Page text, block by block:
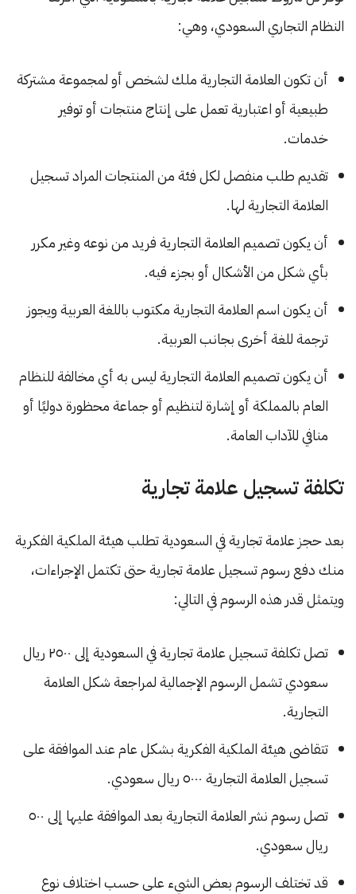
النظام التجاري السعودي، وهي:
أن تكون العلامة التجارية ملك لشخص أو لمجموعة مشتركة
طبيعية أو اعتبارية تعمل على إنتاج منتجات أو توفير
خدمات.
تقديم طلب منفصل لكل فئة من المنتجات المراد تسجيل
العلامة التجارية لها.
أن يكون تصميم العلامة التجارية فريد من نوعه وغير مكرر
بأي شكل من الأشكال أو بجزء فيه.
أن يكون اسم العلامة التجارية مكتوب باللغة العربية ويجوز
ترجمة للغة أخرى بجانب العربية.
أن يكون تصميم العلامة التجارية ليس به أي مخالفة للنظام
العام بالمملكة أو إشارة لتنظيم أو جماعة محظورة دوليًا أو
منافي للآداب العامة.
تكلفة تسجيل علامة تجارية
بعد حجز علامة تجارية في السعودية تطلب هيئة الملكية الفكرية
منك دفع رسوم تسجيل علامة تجارية حتى تكتمل الإجراءات،
ويتمثل قدر هذه الرسوم في التالي:
تصل تكلفة تسجيل علامة تجارية في السعودية إلى ٢٥٠٠ ريال
سعودي تشمل الرسوم الإجمالية لمراجعة شكل العلامة
التجارية.
تتقاضى هيئة الملكية الفكرية بشكل عام عند الموافقة على
تسجيل العلامة التجارية ٥٠٠٠ ريال سعودي.
تصل رسوم نشر العلامة التجارية بعد الموافقة عليها إلى ٥٠٠
ريال سعودي.
قد تختلف الرسوم بعض الشيء على حسب اختلاف نوع